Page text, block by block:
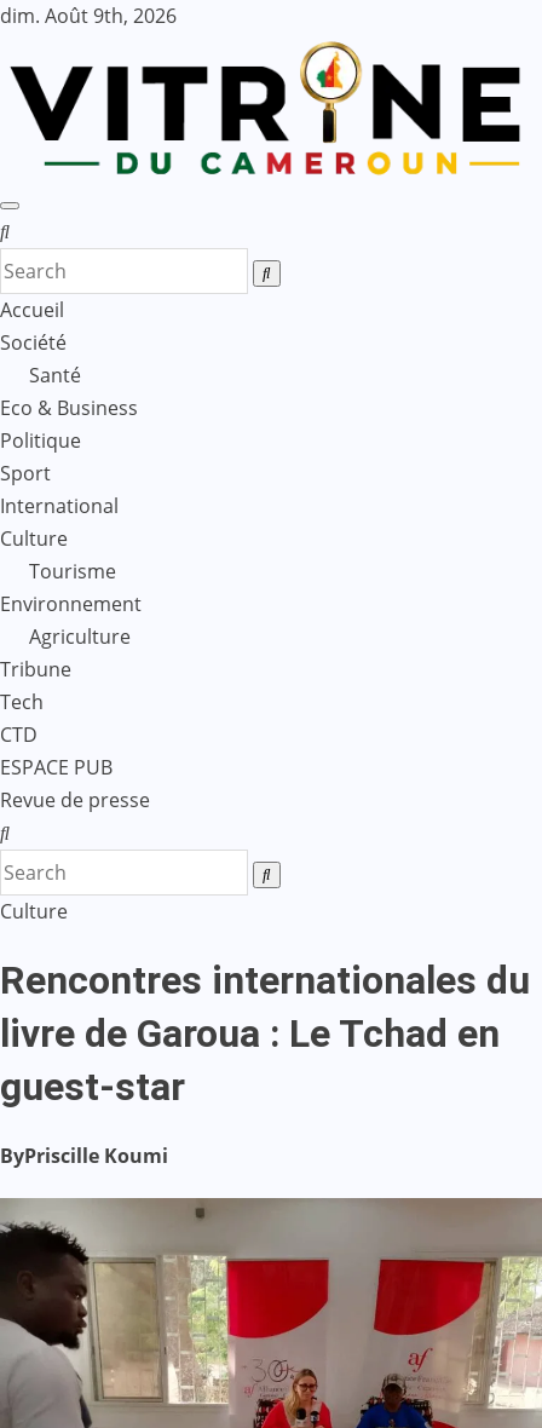
Skip
content
dim. Août 9th, 2026
Accueil
Société
Santé
Eco & Business
Politique
Sport
International
Culture
Tourisme
Environnement
Agriculture
Tribune
Tech
CTD
ESPACE PUB
Revue de presse
Culture
Rencontres internationales du
livre de Garoua : Le Tchad en
guest-star
ByPriscille Koumi